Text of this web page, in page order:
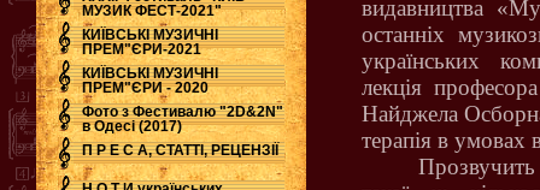
МУЗИК ФЕСТ-2021"
КИЇВСЬКІ МУЗИЧНІ
ПРЕМ"ЄРИ-2021
КИЇВСЬКІ МУЗИЧНІ
ПРЕМ"ЄРИ - 2020
Фото з Фестивалю "2D&2N"
в Одесі (2017)
П Р Е С А, СТАТТІ, РЕЦЕНЗІЇ
видавництва
останніх
українських
лекція
Найджела
терапія в умовах